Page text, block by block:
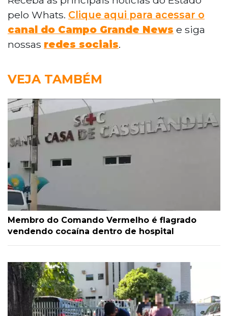
pelo Whats. Clique aqui para acessar o
canal do Campo Grande News e siga
nossas redes sociais.
VEJA TAMBÉM
Membro do Comando Vermelho é flagrado
vendendo cocaína dentro de hospital